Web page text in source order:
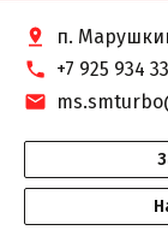
п.
+7 925 934